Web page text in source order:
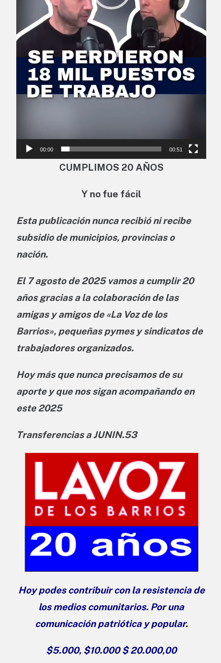
00:00 00:51
CUMPLIMOS 20 AÑOS
Y no fue fácil
Esta publicación nunca recibió ni recibe
subsidio de municipios, provincias o
nación.
El 7 agosto de 2025vamos a cumplir20
años gracias a la colaboración de las
amigas y amigos de «La Voz de los
Barrios», pequeñas pymes y sindicatos de
trabajadores organizados.
Hoy más que nunca precisamos de su
aportey que nos sigan acompañando en
este 2025
Transferencias a JUNIN.53
Hoy podes contribuir con la resistencia de
los medios comunitarios. Por una
comunicación patriótica y popular.
$5.000, $10.000 $ 20.000,00